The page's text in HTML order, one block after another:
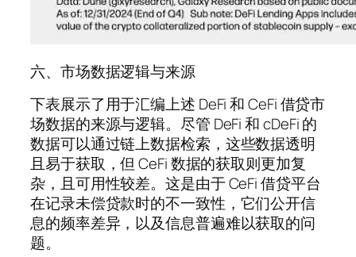
六、市场数据逻辑与来源
下表展示了用于汇编上述 DeFi 和 CeFi 借贷市
场数据的来源与逻辑。尽管 DeFi 和 cDeFi 的
数据可以通过链上数据检索，这些数据透明
且易于获取，但 CeFi 数据的获取则更加复
杂，且可用性较差。这是由于 CeFi 借贷平台
在记录未偿贷款时的不一致性，它们公开信
息的频率差异，以及信息普遍难以获取的问
题。